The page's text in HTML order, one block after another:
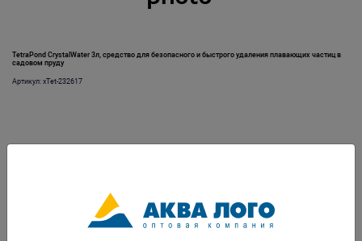
TetraPond CrystalWater 3л, средство для безопасного и быстрого удаления плавающих частиц в
садовом пруду
Артикул: хTet-232617